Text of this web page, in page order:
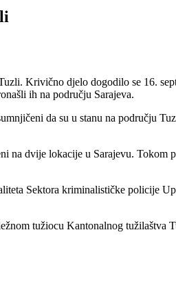
Krivično djelo dogodilo se 16.
ih na području Sarajeva.
da su u stanu na području
dvije lokacije u Sarajevu. Tokom
Sektora kriminalističke policije
tužiocu Kantonalnog tužilaštva